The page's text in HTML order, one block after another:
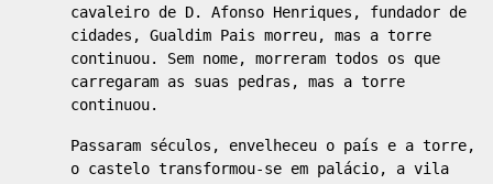
cavaleiro de D. Afonso Henriques, fundador de
cidades, Gualdim Pais morreu, mas a torre
continuou. Sem nome, morreram todos os que
carregaram as suas pedras, mas a torre
continuou.
Passaram séculos, envelheceu o país e a torre,
o castelo transformou-se em palácio, a vila